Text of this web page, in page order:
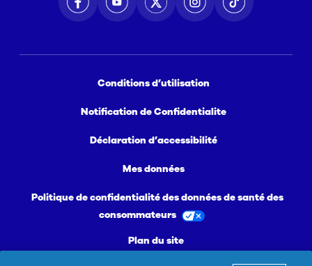
Conditions d’utilisation
Notification de Confidentialite
Déclaration d’accessibilité
Mes données
Politique de confidentialité des données de santé des
consommateurs
Plan du site